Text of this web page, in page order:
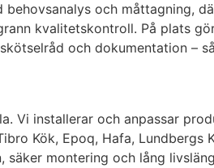
och måttagning,
kvalitetskontroll. På plats
och dokumentation –
installerar och anpassar
Kök, Epoq, Hafa,
montering och lång